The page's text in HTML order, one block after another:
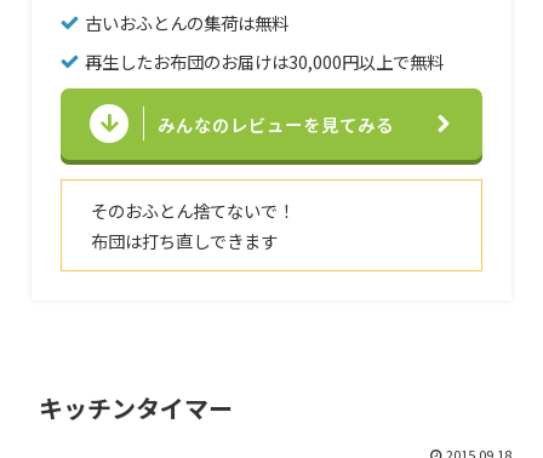
古いおふとんの集荷は無料
再生したお布団のお届けは30,000円以上で無料
みんなのレビューを見てみる
そのおふとん捨てないで！
布団は打ち直しできます
キッチンタイマー